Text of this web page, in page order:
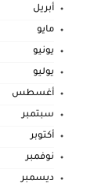
أبريل
مايو
يونيو
يوليو
أغسطس
سبتمبر
أكتوبر
نوفمبر
ديسمبر